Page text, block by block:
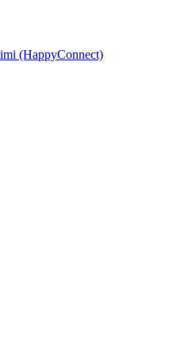
(HappyConnect)